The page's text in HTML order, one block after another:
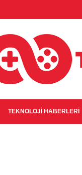
TEKNOLOJI HABERLERI